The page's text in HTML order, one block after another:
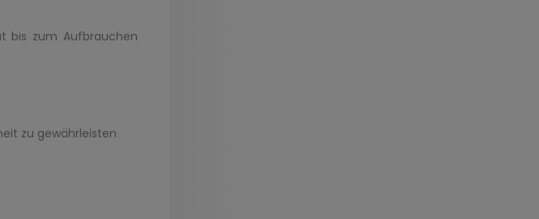
bis zum Aufbrauchen
zu gewährleisten